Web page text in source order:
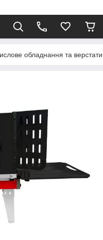
обладнання та верстати